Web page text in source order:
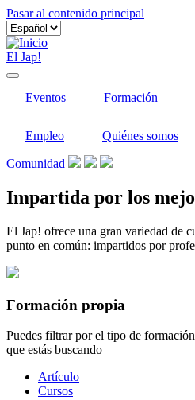
Pasar al contenido principal
El Jap!
Eventos Formación
Empleo Quiénes somos
Comunidad
Impartida por los
El Jap! ofrece una gran variedad de
punto en común: impartidos por
Formación propia
Puedes filtrar por el tipo de formación
que estás buscando
Tipo
Artículo
Cursos